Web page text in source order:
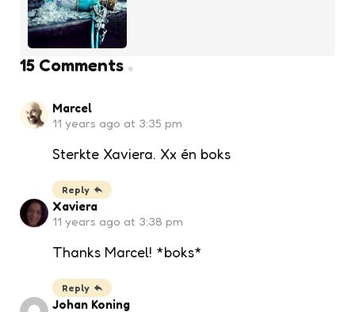
15 Comments
Marcel
11 years ago at 3:35 pm
Sterkte Xaviera. Xx én boks
Reply
Xaviera
11 years ago at 3:38 pm
Thanks Marcel! *boks*
Reply
Johan Koning